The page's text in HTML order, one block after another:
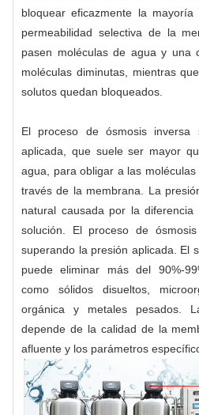
bloquear eficazmente la
permeabilidad selectiva de la
pasen moléculas de agua y una
moléculas diminutas, mientras
solutos quedan bloqueados.
El proceso de ósmosis
aplicada, que suele ser mayor
agua, para obligar a las
través de la membrana. La
natural causada por la
solución. El proceso de
superando la presión aplicada. El
puede eliminar más del 90%-
como sólidos disueltos,
orgánica y metales pesados.
depende de la calidad de la
afluente y los parámetros